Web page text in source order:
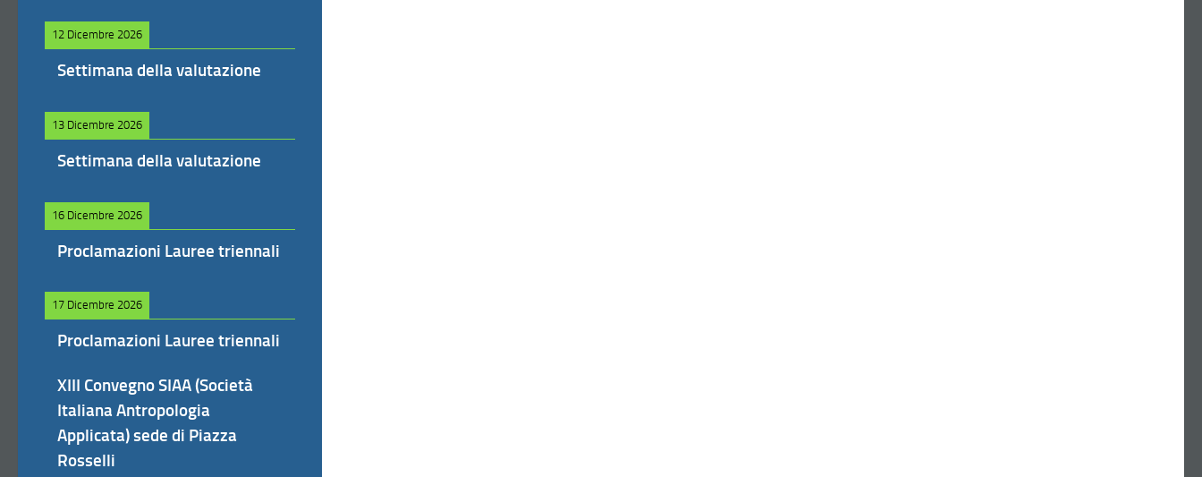
12 Dicembre 2026
Settimana della valutazione
13 Dicembre 2026
Settimana della valutazione
16 Dicembre 2026
Proclamazioni Lauree triennali
17 Dicembre 2026
Proclamazioni Lauree triennali
XIII Convegno SIAA (Società
Italiana Antropologia
Applicata) sede di Piazza
Rosselli